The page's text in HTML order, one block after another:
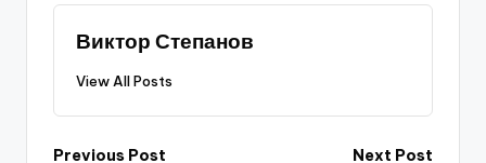
Виктор Степанов
View All Posts
Previous Post
Next Post